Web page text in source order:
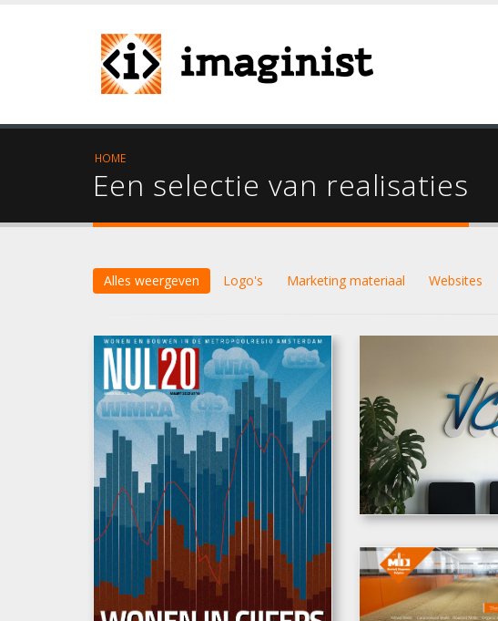
HOME
Een selectie van realisaties
Alles weergeven Logo's Marketing materiaal Websites